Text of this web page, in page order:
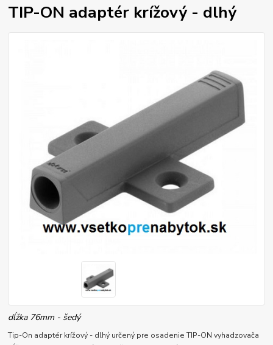
TIP-ON adaptér krížový - dlhý
dĺžka 76mm - šedý
Tip-On adaptér krížový - dlhý určený pre osadenie TIP-ON vyhadzovača